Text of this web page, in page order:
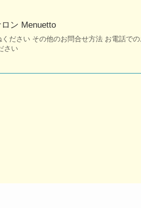
ン Menuetto
ださい その他のお問合せ方法 お電話で
さい